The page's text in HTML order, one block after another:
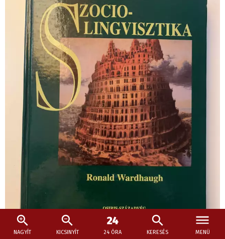
NAGYÍT KICSINYÍT 24 ÓRA KERESÉS MENÜ